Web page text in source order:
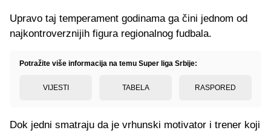
Upravo taj temperament godinama ga čini jednom od
najkontroverznijih figura regionalnog fudbala.
Potražite više informacija na temu Super liga Srbije:
VIJESTI TABELA RASPORED
Dok jedni smatraju da je vrhunski motivator i trener koji